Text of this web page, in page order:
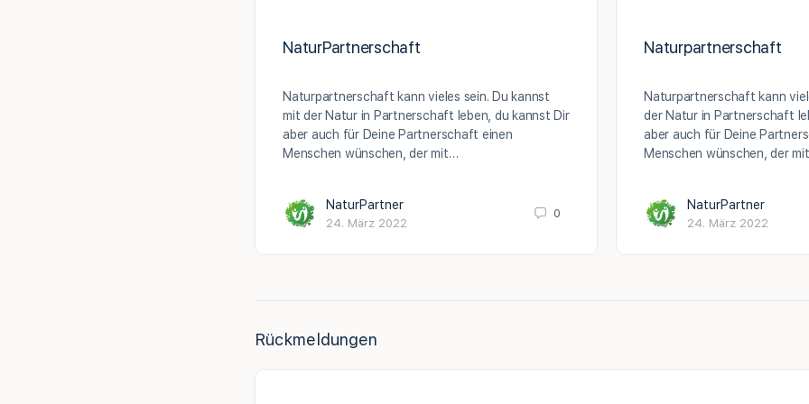
NaturPartnerschaft
Naturpartnerschaft kann vieles sein. Du kannst
mit der Natur in Partnerschaft leben, du kannst Dir
aber auch für Deine Partnerschaft einen
Menschen wünschen, der mit…
NaturPartner
24. März 2022
0
Naturpartnerschaft
Naturpartnerschaft kann
der Natur in Partnerschaft
aber auch für Deine
Menschen wünschen, der
NaturPartner
24. März 2022
Rückmeldungen